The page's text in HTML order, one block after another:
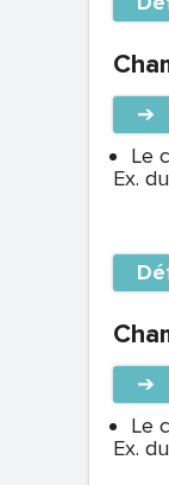
➔
Le
Ex.
➔
Le
Ex.